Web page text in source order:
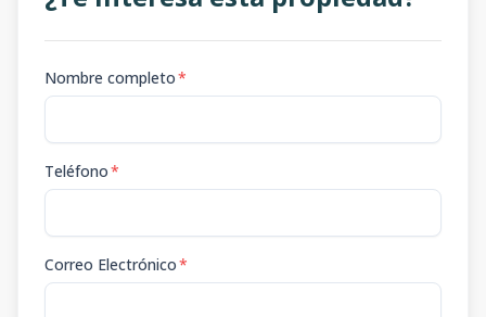
Nombre completo*
Teléfono*
Correo Electrónico*